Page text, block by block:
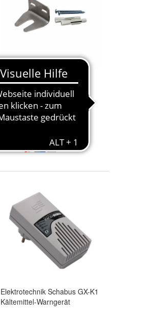
Elektrotechnik Schabus
Schabus 300787
Montagewinkel
12,85 €
Elektrotechnik Schabus GX-K1
Kältemittel-Warngerät